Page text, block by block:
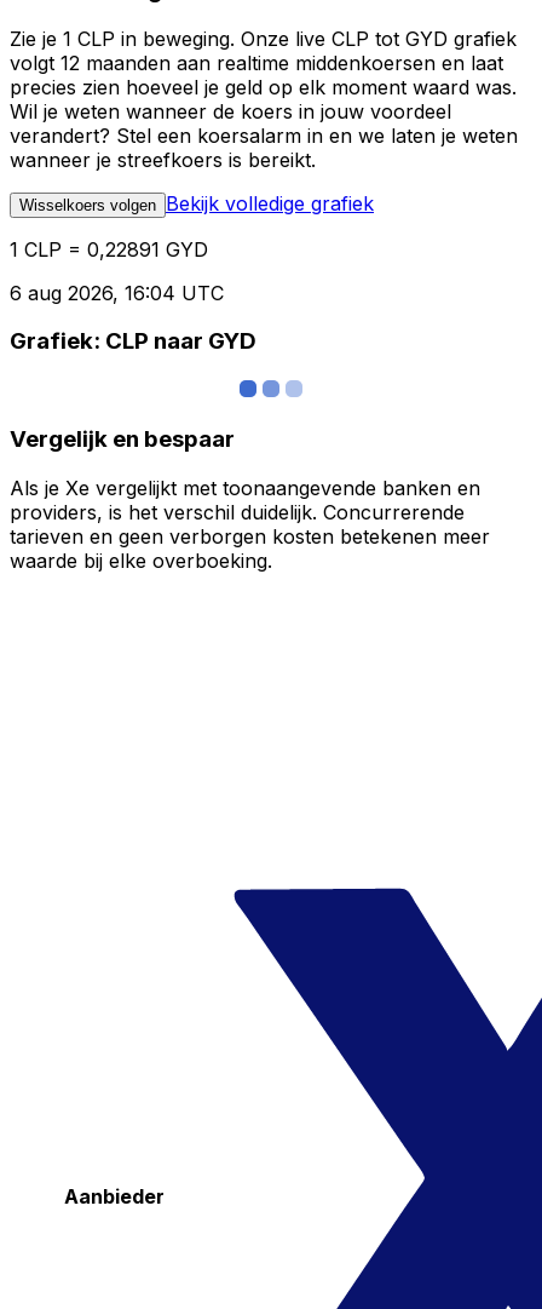
Zie je 1 CLP in beweging. Onze live CLP tot GYD grafiek
volgt 12 maanden aan realtime middenkoersen en laat
precies zien hoeveel je geld op elk moment waard was.
Wil je weten wanneer de koers in jouw voordeel
verandert? Stel een koersalarm in en we laten je weten
wanneer je streefkoers is bereikt.
Wisselkoers volgen Bekijk volledige grafiek
1 CLP = 0,22891 GYD
6 aug 2026, 16:04 UTC
Grafiek: CLP naar GYD
Vergelijk en bespaar
Als je Xe vergelijkt met toonaangevende banken en
providers, is het verschil duidelijk. Concurrerende
tarieven en geen verborgen kosten betekenen meer
waarde bij elke overboeking.
Aanbieder